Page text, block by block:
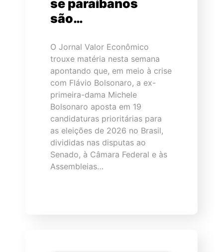
se paraibanos
são…
O Jornal Valor Econômico
trouxe matéria nesta semana
apontando que, em meio à crise
com Flávio Bolsonaro, a ex-
primeira-dama Michele
Bolsonaro aposta em 19
candidaturas prioritárias para
as eleições de 2026 no Brasil,
divididas nas disputas ao
Senado, à Câmara Federal e às
Assembleias…